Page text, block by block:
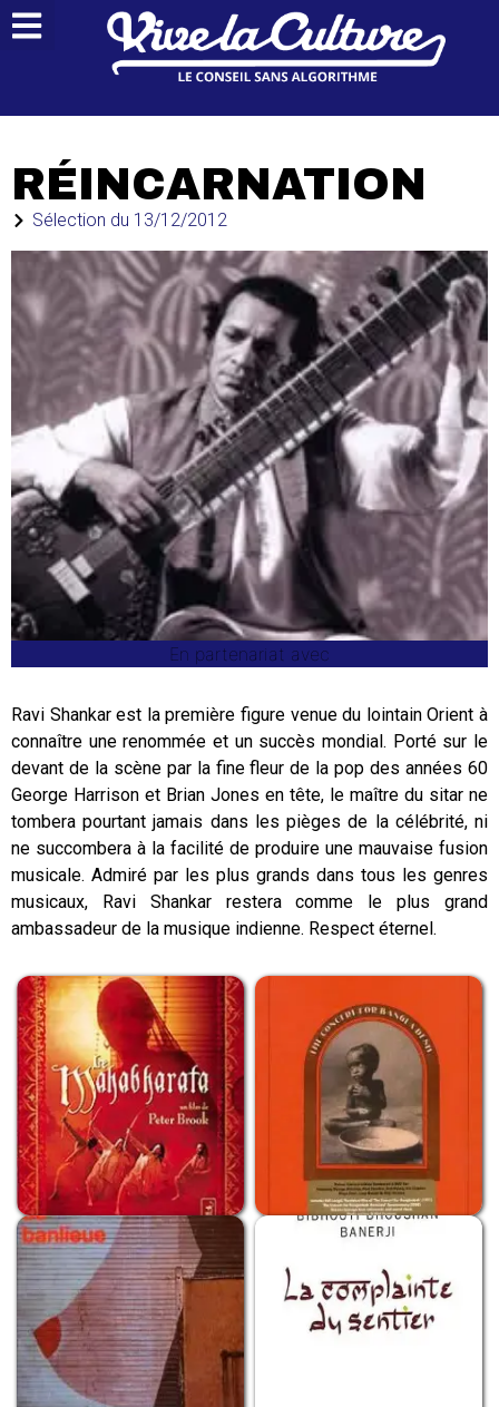
RÉINCARNATION
Sélection du 13/12/2012
En partenariat avec
Ravi Shankar est la première figure venue du lointain Orient à
connaître une renommée et un succès mondial. Porté sur le
devant de la scène par la fine fleur de la pop des années 60
George Harrison et Brian Jones en tête, le maître du sitar ne
tombera pourtant jamais dans les pièges de la célébrité, ni
ne succombera à la facilité de produire une mauvaise fusion
musicale. Admiré par les plus grands dans tous les genres
musicaux, Ravi Shankar restera comme le plus grand
ambassadeur de la musique indienne. Respect éternel.